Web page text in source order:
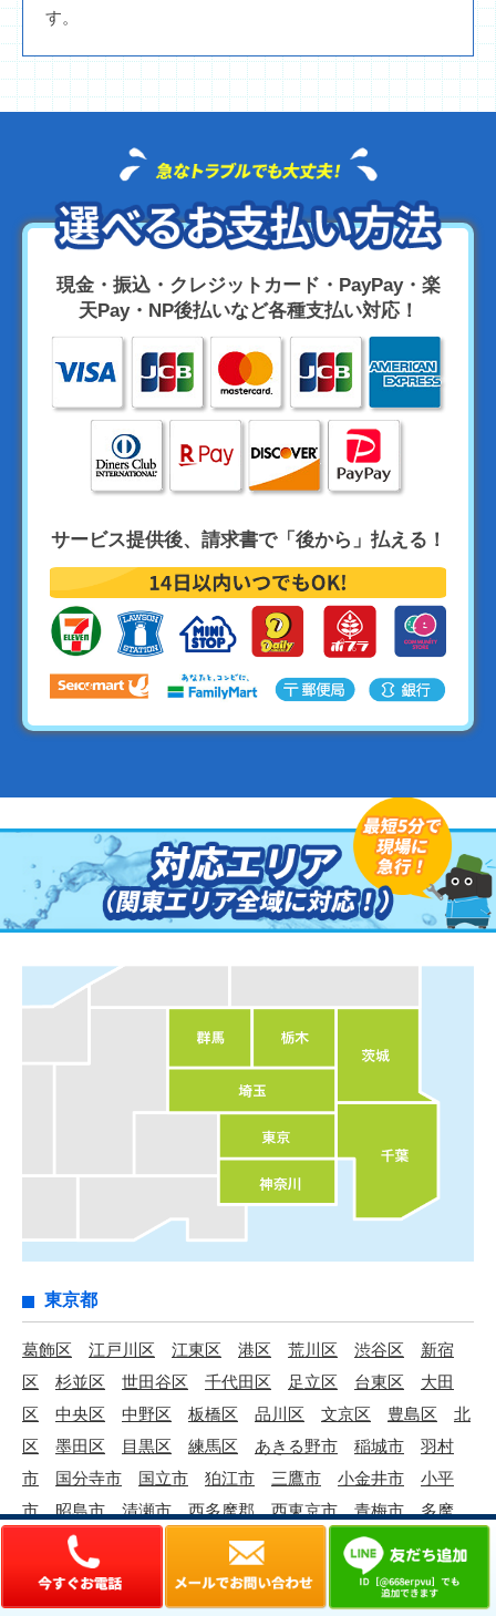
す。
現金・振込・クレジットカード・PayPay・楽
天Pay・NP後払いなど各種支払い対応！
サービス提供後、請求書で「後から」払える！
東京都
葛飾区 江戸川区 江東区 港区 荒川区 渋谷区
新宿
区
杉並区 世田谷区 千代田区 足立区 台東区
大田
区
中央区 中野区 板橋区 品川区 文京区 豊島区
北
区
墨田区 目黒区 練馬区 あきる野市 稲城市
羽村
市
国分寺市 国立市 狛江市 三鷹市 小金井市
小平
市
昭島市 清瀬市 西多摩郡 西東京市 青梅市
多摩
町田市 東久留米市 東村山市 東大和市
野市
八王子市 府中市 武蔵村山市 武蔵野市
福生市
立川市